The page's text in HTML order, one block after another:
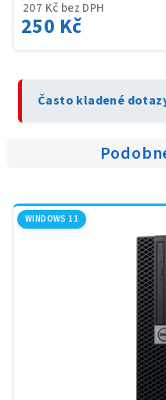
207 Kč bez DPH
250 Kč
Často kladené
WINDOWS 11